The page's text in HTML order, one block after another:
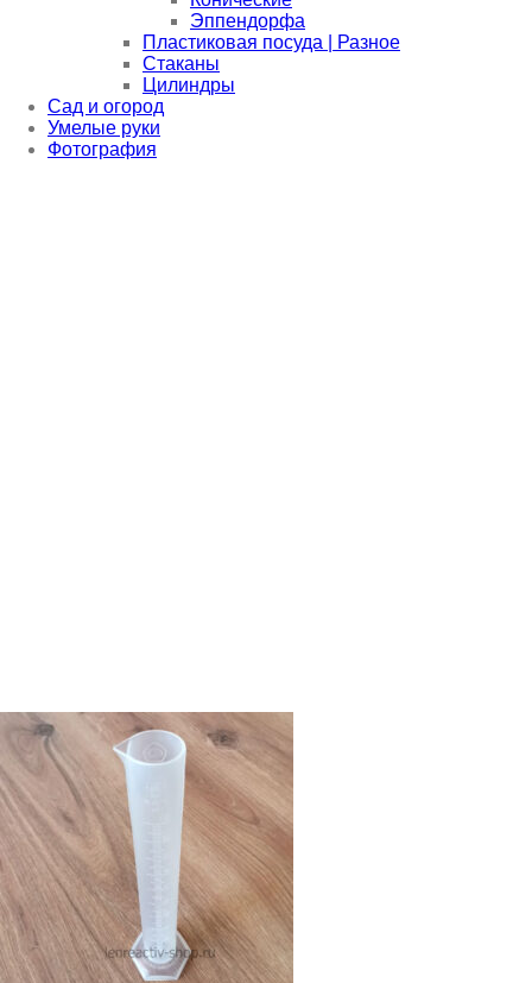
Эппендорфа
Пластиковая посуда | Разное
Стаканы
Цилиндры
Сад и огород
Умелые руки
Фотография